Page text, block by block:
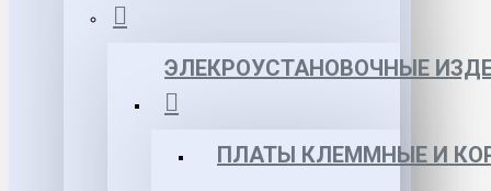
ЭЛЕКРОУСТАНОВОЧНЫЕ
ПЛАТЫ КЛЕММНЫЕ И